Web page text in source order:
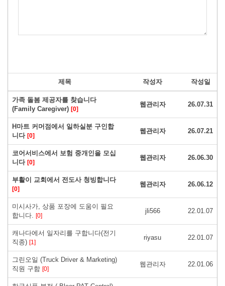
제목 작성자 작성일
가족 돌봄 제공자를 찾습니다
(Family Caregiver) [0]
웹관리자 26.07.31
H마트 커머점에서 일하실분 구인합
니다 [0]
웹관리자 26.07.21
코어서비스에서 보험 중개인을 모십
니다 [0]
웹관리자 26.06.30
부활이 교회에서 전도사 청빙합니다
[0]
웹관리자 26.06.12
미시사가, 상품 포장에 도움이 필요
합니다. [0]
jli566 22.01.07
캐나다에서 일자리를 구합니다(전기
직종) [1]
riyasu 22.01.07
그린오일 (Truck Driver & Marketing)
직원 구함 [0]
웹관리자 22.01.06